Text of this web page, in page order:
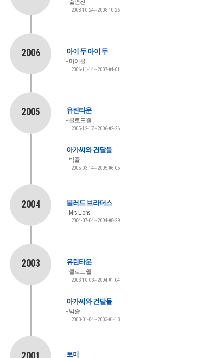
출연진
2008-10-24~2008-10-26
2006 아이 두 아이 두
마이클
2006-11-14~2007-04-01
2005 유린타운
클로드웰
2005-12-17~2006-02-26
아가씨와 건달들
빅쥴
2005-03-14~2005-06-05
2004 블러드 브라더스
Mrs.Lions
2004-07-04~2004-08-29
2003 유린타운
클로드웰
2003-10-03~2004-01-04
아가씨와 건달들
빅쥴
2003-01-04~2003-01-13
2001 토미